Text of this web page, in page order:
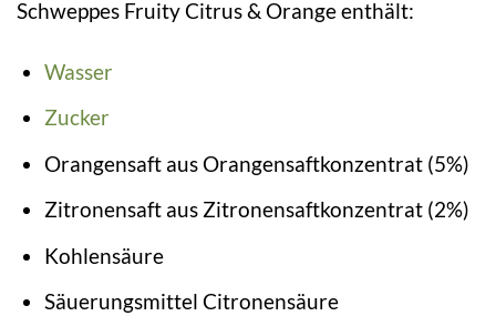
Schweppes Fruity Citrus & Orange enthält:
Wasser
Zucker
Orangensaft aus Orangensaftkonzentrat (5%)
Zitronensaft aus Zitronensaftkonzentrat (2%)
Kohlensäure
Säuerungsmittel Citronensäure